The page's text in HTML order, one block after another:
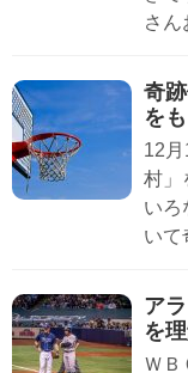
さん
奇
を
12
村」
いろ
いて
ア
を
ＷＢ